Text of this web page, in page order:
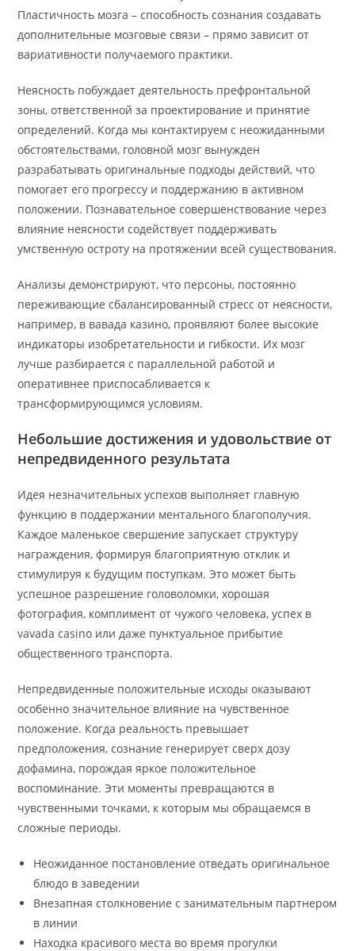
Пластичность мозга – способность сознания создавать
дополнительные мозговые связи – прямо зависит от
вариативности получаемого практики.
Неясность побуждает деятельность префронтальной
зоны, ответственной за проектирование и принятие
определений. Когда мы контактируем с неожиданными
обстоятельствами, головной мозг вынужден
разрабатывать оригинальные подходы действий, что
помогает его прогрессу и поддержанию в активном
положении. Познавательное совершенствование через
влияние неясности содействует поддерживать
умственную остроту на протяжении всей существования.
Анализы демонстрируют, что персоны, постоянно
переживающие сбалансированный стресс от неясности,
например, в вавада казино, проявляют более высокие
индикаторы изобретательности и гибкости. Их мозг
лучше разбирается с параллельной работой и
оперативнее приспосабливается к
трансформирующимся условиям.
Небольшие достижения и удовольствие от
непредвиденного результата
Идея незначительных успехов выполняет главную
функцию в поддержании ментального благополучия.
Каждое маленькое свершение запускает структуру
награждения, формируя благоприятную отклик и
стимулируя к будущим поступкам. Это может быть
успешное разрешение головоломки, хорошая
фотография, комплимент от чужого человека, успех в
vavada casino или даже пунктуальное прибытие
общественного транспорта.
Непредвиденные положительные исходы оказывают
особенно значительное влияние на чувственное
положение. Когда реальность превышает
предположения, сознание генерирует сверх дозу
дофамина, порождая яркое положительное
воспоминание. Эти моменты превращаются в
чувственными точками, к которым мы обращаемся в
сложные периоды.
Неожиданное постановление отведать оригинальное
блюдо в заведении
Внезапная столкновение с занимательным партнером
в линии
Находка красивого места во время прогулки